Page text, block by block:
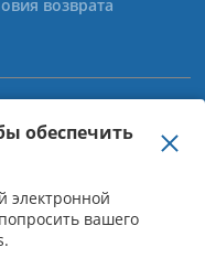
обеспечить
электронной
вашего
возврата
68